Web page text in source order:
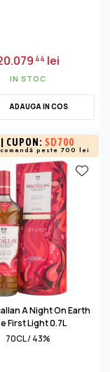
44 lei
IN STOC
ADAUGA IN COS
| CUPON: SD700
peste 700 lei
A Night On Earth
First Light 0.7L
70CL / 43%